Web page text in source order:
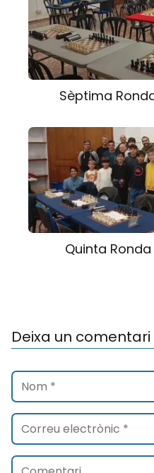
Sèptima
Quinta
Deixa un comentari